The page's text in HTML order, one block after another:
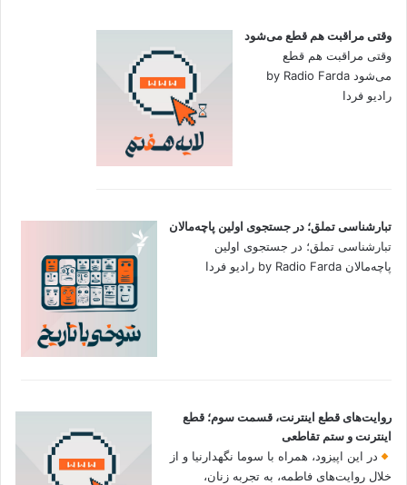
وقتی مراقبت هم قطع می‌شود
وقتی مراقبت هم قطع
می‌شود by Radio Farda
رادیو فردا
تبارشناسی تملق؛ در جستجوی اولین‌ پاچه‌مالان
تبارشناسی تملق؛ در جستجوی اولین‌
پاچه‌مالان by Radio Farda رادیو فردا
روایت‌های قطع اینترنت، قسمت سوم؛ قطع
اینترنت و ستم تقاطعی
در این اپیزود، همراه با سوما نگهدارنیا و از
خلال روایت‌های فاطمه، به تجربه زنان،